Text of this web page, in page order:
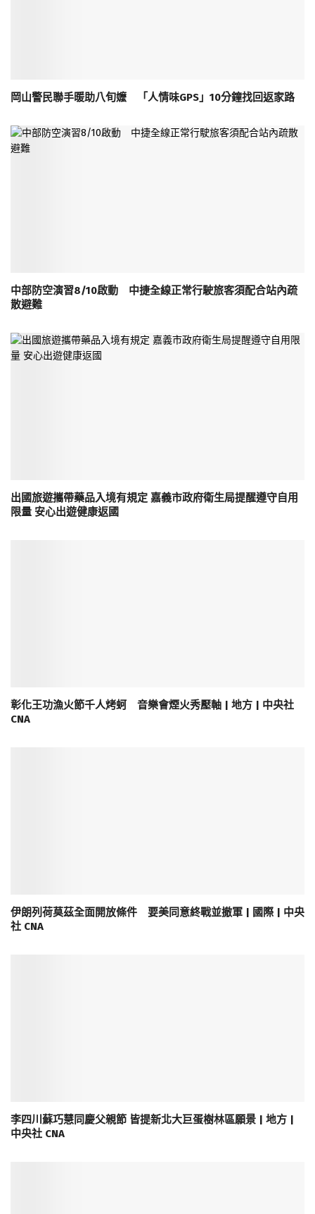
岡山警民聯手暖助八旬嬤 「人情味GPS」10分鐘找回返家路
中部防空演習8/10啟動 中捷全線正常行駛旅客須配合站內疏
散避難
出國旅遊攜帶藥品入境有規定 嘉義市政府衛生局提醒遵守自用
限量 安心出遊健康返國
彰化王功漁火節千人烤蚵 音樂會煙火秀壓軸 | 地方 | 中央社
CNA
伊朗列荷莫茲全面開放條件 要美同意終戰並撤軍 | 國際 | 中央
社 CNA
李四川蘇巧慧同慶父親節 皆提新北大巨蛋樹林區願景 | 地方 |
中央社 CNA